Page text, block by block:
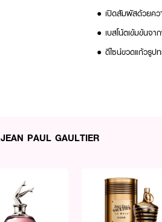
● เปิดสัมผัสด้วยคว
● เบสโน้ตเข้มข้นจ
● ดีไซน์ขวดแก้วรูป
● เหมาะสำหรับก
Ingredients:
JEAN PAUL GAULTIER